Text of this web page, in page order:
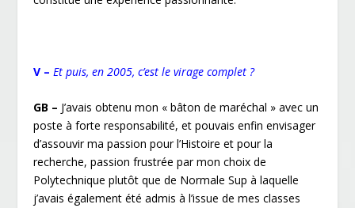
V – Et puis, en 2005, c’est le virage complet ?
GB – J’avais obtenu mon « bâton de maréchal » avec un
poste à forte responsabilité, et pouvais enfin envisager
d’assouvir ma passion pour l’Histoire et pour la
recherche, passion frustrée par mon choix de
Polytechnique plutôt que de Normale Sup à laquelle
j’avais également été admis à l’issue de mes classes